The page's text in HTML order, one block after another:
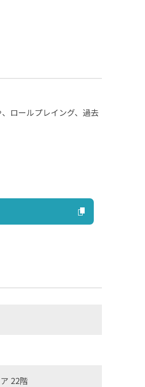
ロールプレイング、過去
22階